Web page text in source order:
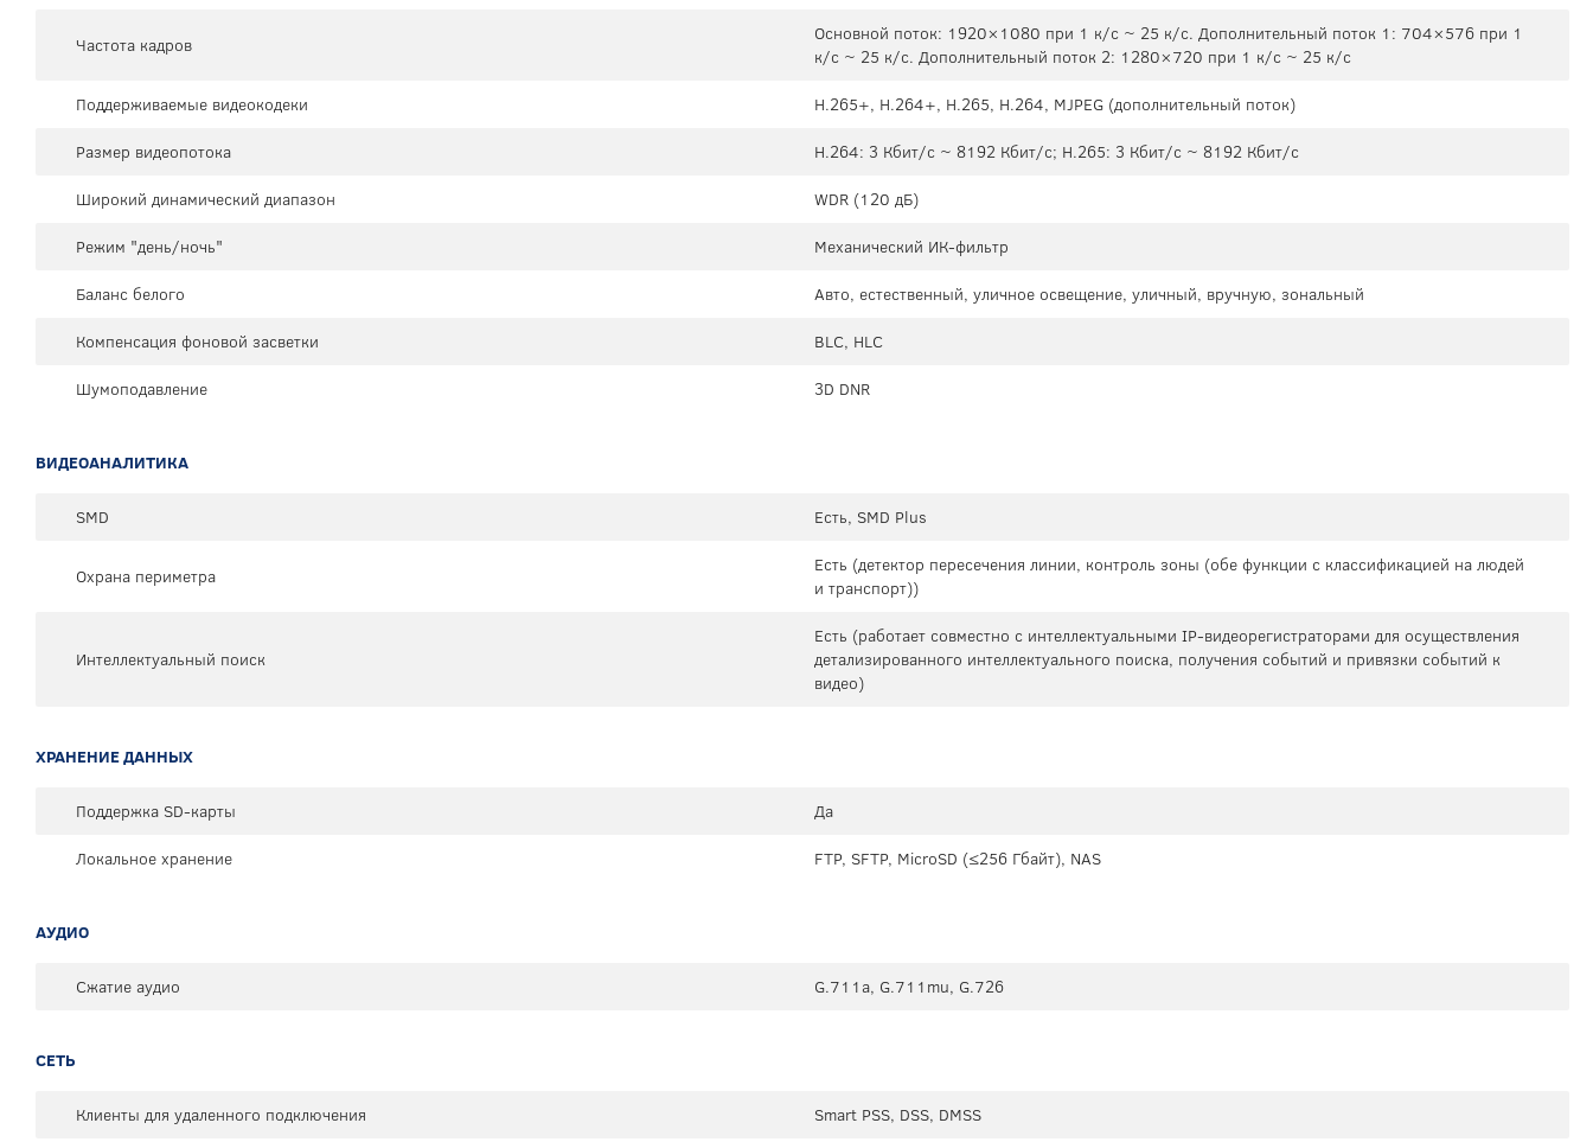
Частота кадров
Основной поток: 1920×1080 при 1 к/с ~ 25 к/с. Дополнительный поток 1: 704×576 при 1
к/с ~ 25 к/с. Дополнительный поток 2: 1280×720 при 1 к/с ~ 25 к/с
Поддерживаемые видеокодеки
H.265+, H.264+, H.265, H.264, MJPEG (дополнительный поток)
Размер видеопотока
H.264: 3 Кбит/с ~ 8192 Кбит/с; H.265: 3 Кбит/с ~ 8192 Кбит/с
Широкий динамический диапазон
WDR (120 дБ)
Режим "день/ночь"
Механический ИК-фильтр
Баланс белого
Авто, естественный, уличное освещение, уличный, вручную, зональный
Компенсация фоновой засветки
BLC, HLC
Шумоподавление
3D DNR
ВИДЕОАНАЛИТИКА
SMD Есть, SMD Plus
Охрана периметра
Есть (детектор пересечения линии, контроль зоны (обе функции с классификацией на людей
и транспорт))
Интеллектуальный поиск
Есть (работает совместно с интеллектуальными IP-видеорегистраторами для осуществления
детализированного интеллектуального поиска, получения событий и привязки событий к
видео)
ХРАНЕНИЕ ДАННЫХ
Поддержка SD-карты
Да
Локальное хранение
FTP, SFTP, MicroSD (≤256 Гбайт), NAS
АУДИО
Сжатие аудио G.711a, G.711mu, G.726
СЕТЬ
Клиенты для удаленного подключения
Smart PSS, DSS, DMSS